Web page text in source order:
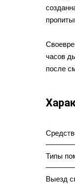
часов
после
Типы
Выезд